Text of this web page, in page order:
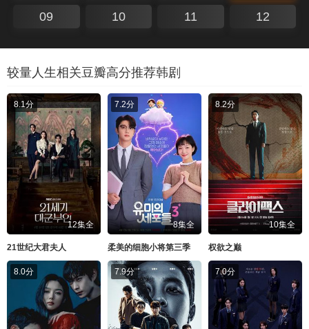
09 10 11 12
较量人生相关豆瓣高分推荐韩剧
8.1分
12集全
21世纪大君夫人
7.2分
8集全
柔美的细胞小将第三季
8.2分
10集全
权欲之巅
8.0分 7.9分 7.0分